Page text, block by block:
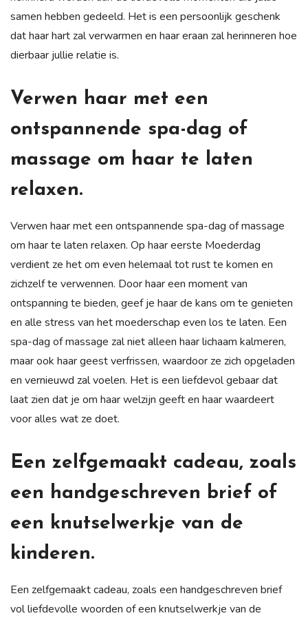
samen hebben gedeeld. Het is een persoonlijk geschenk
dat haar hart zal verwarmen en haar eraan zal herinneren hoe
dierbaar jullie relatie is.
Verwen haar met een
ontspannende spa-dag of
massage om haar te laten
relaxen.
Verwen haar met een ontspannende spa-dag of massage
om haar te laten relaxen. Op haar eerste Moederdag
verdient ze het om even helemaal tot rust te komen en
zichzelf te verwennen. Door haar een moment van
ontspanning te bieden, geef je haar de kans om te genieten
en alle stress van het moederschap even los te laten. Een
spa-dag of massage zal niet alleen haar lichaam kalmeren,
maar ook haar geest verfrissen, waardoor ze zich opgeladen
en vernieuwd zal voelen. Het is een liefdevol gebaar dat
laat zien dat je om haar welzijn geeft en haar waardeert
voor alles wat ze doet.
Een zelfgemaakt cadeau, zoals
een handgeschreven brief of
een knutselwerkje van de
kinderen.
Een zelfgemaakt cadeau, zoals een handgeschreven brief
vol liefdevolle woorden of een knutselwerkje van de